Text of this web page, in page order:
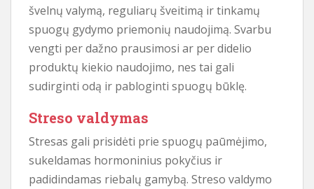
švelnų valymą, reguliarų šveitimą ir tinkamų
spuogų gydymo priemonių naudojimą. Svarbu
vengti per dažno prausimosi ar per didelio
produktų kiekio naudojimo, nes tai gali
sudirginti odą ir pabloginti spuogų būklę.
Streso valdymas
Stresas gali prisidėti prie spuogų paūmėjimo,
sukeldamas hormoninius pokyčius ir
padidindamas riebalų gamybą. Streso valdymo